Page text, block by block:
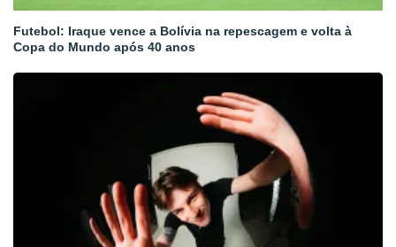
Futebol: Iraque vence a Bolívia na repescagem e volta à
Copa do Mundo após 40 anos